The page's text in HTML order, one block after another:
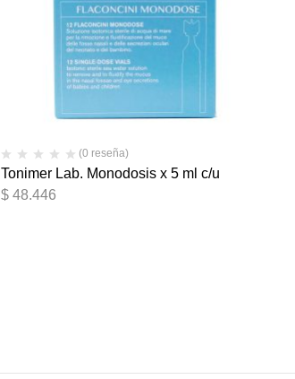
(0 reseña)
Tonimer Lab. Monodosis x 5 ml c/u
$ 48.446